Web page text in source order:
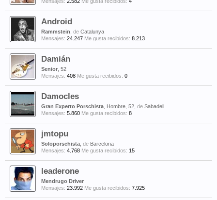
Android
Rammstein de Catalunya
Mensajes: 24.247 Me gusta recibidos: 8.213
Damián
Senior , 52
Mensajes: 408 Me gusta recibidos: 0
Damocles
Gran Experto Porschista , Hombre, 52, de Sabadell
Mensajes: 5.860 Me gusta recibidos: 8
jmtopu
Soloporschista de Barcelona
Mensajes: 4.768 Me gusta recibidos: 15
leaderone
Mendrugo Driver
Mensajes: 23.992 Me gusta recibidos: 7.925